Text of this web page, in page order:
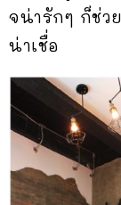
จน่ารักๆ ก็ช่ว
น่าเชื่อ